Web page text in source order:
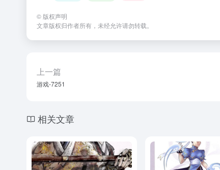
© 版权声明
文章版权归作者所有，未经允许请勿转载。
上一篇
游戏-7251
相关文章